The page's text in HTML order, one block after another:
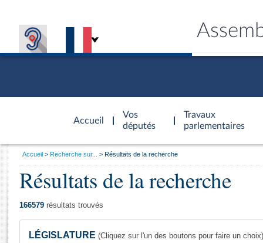
Accueil
d'accueil
Vos
députés
Travaux
parlementaires
Général
Vous
Accueil Recherche sur... Résultats de la recherche
Résultats de la recherche
166579 résultats trouvés
LÉGISLATURE (Cliquez sur l'un des boutons pour faire un choix)